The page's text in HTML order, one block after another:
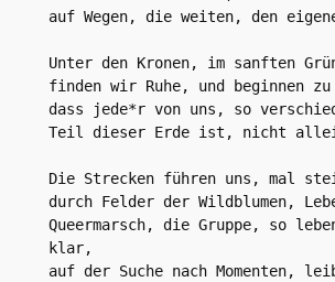
auf Wegen, die weiten, den
Unter den Kronen, im sanften
finden wir Ruhe, und beginnen
dass jede*r von uns, so
Teil dieser Erde ist, nicht
Die Strecken führen uns, mal
durch Felder der Wildblumen,
Queermarsch, die Gruppe, so
klar,
auf der Suche nach Momenten,